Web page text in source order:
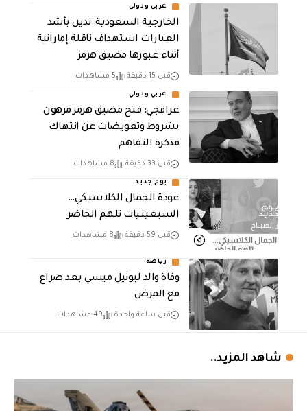
عربي ودولي
‏الخارجية السعودية: ندين بأشد
العبارات استهداف ناقلة إماراتية
أثناء عبورها مضيق هرمز
قبل 15 دقيقة 5 مشاهدات
عربي ودولي
عراقجي: فتح مضيق هرمز مرهون
بشروط وتعويضات عن انتهاك
مذكرة التفاهم
قبل 33 دقيقة 8 مشاهدات
يوم جديد
عودة الجمال الكلاسيكي…
السبعينيات تلهم الحاضر
قبل 59 دقيقة 8 مشاهدات
رياضة
وفاة والد ليونيل ميسي بعد صراع
مع المرض
قبل ساعة واحدة 49 مشاهدات
شاهد المزيد..